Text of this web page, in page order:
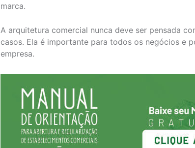
marca.
A arquitetura comercial nunca deve ser pensada
casos. Ela é importante para todos os negócios e
empresa.